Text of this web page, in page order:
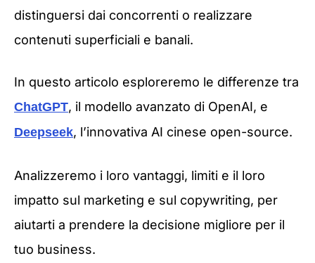
distinguersi dai concorrenti o realizzare
contenuti superficiali e banali.
In questo articolo esploreremo le differenze tra
ChatGPT, il modello avanzato di OpenAI, e
Deepseek, l’innovativa AI cinese open-source.
Analizzeremo i loro vantaggi, limiti e il loro
impatto sul marketing e sul copywriting, per
aiutarti a prendere la decisione migliore per il
tuo business.